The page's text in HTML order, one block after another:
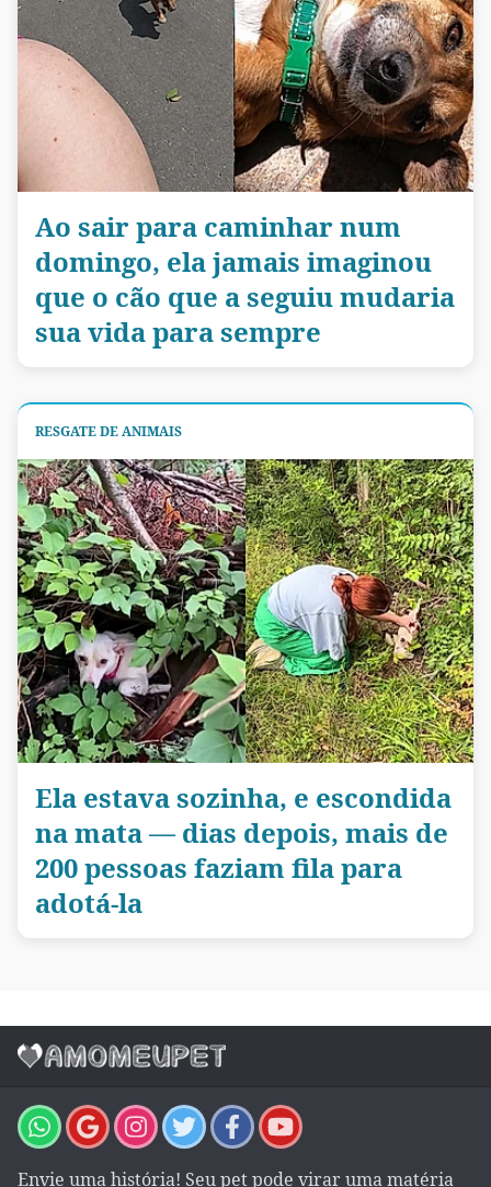
Ao sair para caminhar num
domingo, ela jamais imaginou
que o cão que a seguiu mudaria
sua vida para sempre
RESGATE DE ANIMAIS
Ela estava sozinha, e escondida
na mata — dias depois, mais de
200 pessoas faziam fila para
adotá-la
Envie uma história! Seu pet pode virar uma matéria